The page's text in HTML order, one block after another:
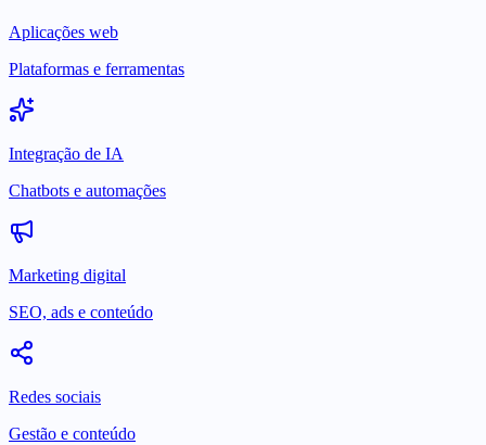
Aplicações web
Plataformas e ferramentas
Integração de IA
Chatbots e automações
Marketing digital
SEO, ads e conteúdo
Redes sociais
Gestão e conteúdo